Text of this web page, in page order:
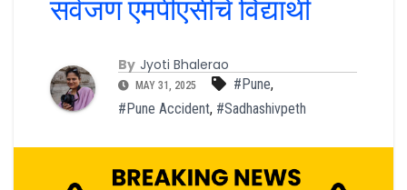
सर्वजण एमपीएसीचे विद्यार्थी
By Jyoti Bhalerao
MAY 31, 2025 #Pune,
#Pune Accident, #Sadhashivpeth